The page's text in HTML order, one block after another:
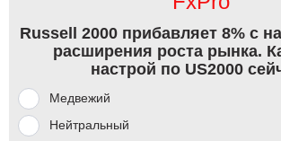
Russell 2000 прибавляет 8% с
расширения роста рынка.
настрой по US2000
Медвежий
Нейтральный